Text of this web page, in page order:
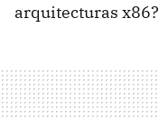
arquitecturas x86?